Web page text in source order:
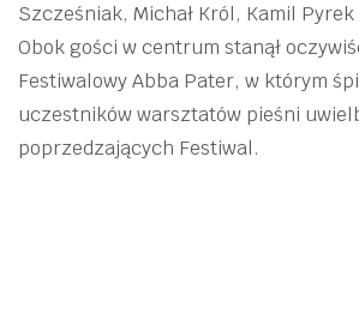
Szcześniak, Michał Król, Kamil
Obok gości w centrum stanął
Festiwalowy Abba Pater, w którym
uczestników warsztatów pieśni
poprzedzających Festiwal.